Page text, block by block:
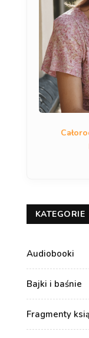
KATEGORIE
Audiobooki
Bajki i baśnie
Fragmenty